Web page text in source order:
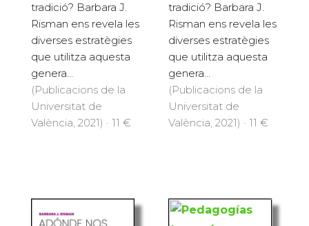
tradició? Barbara J.
Risman ens revela les
diverses estratègies
que utilitza aquesta
genera...
(Publicacions de la
Universitat de
València, 2021) · 11 €
tradició? Barbara J.
Risman ens revela les
diverses estratègies
que utilitza aquesta
genera...
(Publicacions de la
Universitat de
València, 2021) · 11 €